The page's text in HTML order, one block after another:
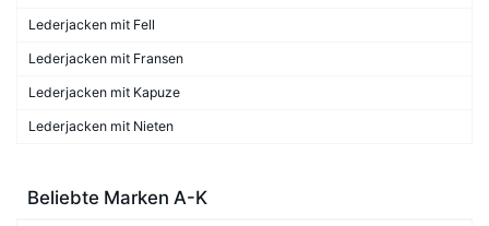
Lederjacken mit Fell
Lederjacken mit Fransen
Lederjacken mit Kapuze
Lederjacken mit Nieten
Beliebte Marken A-K